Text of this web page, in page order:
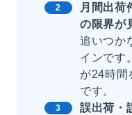
月間出荷
の限界が
追いつか
インです。
が24時間
です。
誤出荷・